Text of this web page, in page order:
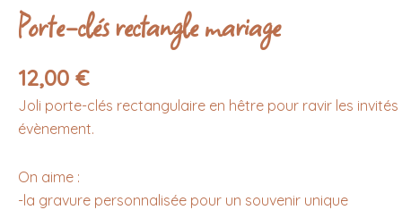
Porte-clés rectangle mariage
12,00 €
Joli porte-clés rectangulaire en hêtre pour ravir les
évènement.
On aime :
-la gravure personnalisée pour un souvenir unique
rectangle
mariage